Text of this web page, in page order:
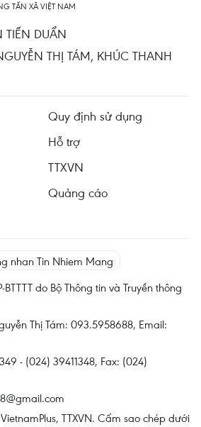
TẤN XÃ VIỆT NAM
TIẾN DUẨN
THỊ TÁM, KHÚC THANH
Quy định sử dụng
Hỗ trợ
TTXVN
Quảng cáo
do Bộ Thông tin và Truyền thông
Thị Tám: 093.5958688, Email:
- (024) 39411348, Fax: (024)
TTXVN. Cấm sao chép dưới